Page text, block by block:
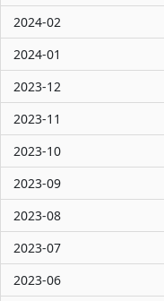
2024-02
2024-01
2023-12
2023-11
2023-10
2023-09
2023-08
2023-07
2023-06